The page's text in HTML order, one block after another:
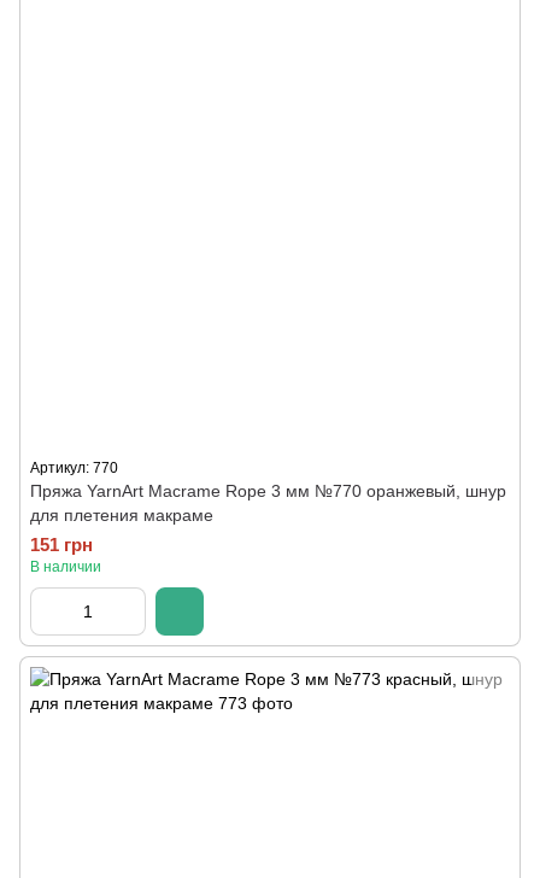
Артикул: 770
Пряжа YarnArt Macrame Rope 3 мм №770 оранжевый, шнур
для плетения макраме
151 грн
В наличии